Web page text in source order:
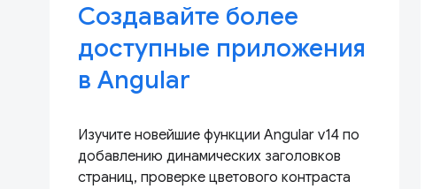
Создавайте более
доступные приложения
в Angular
Изучите новейшие функции Angular v14 по
добавлению динамических заголовков
страниц, проверке цветового контраста